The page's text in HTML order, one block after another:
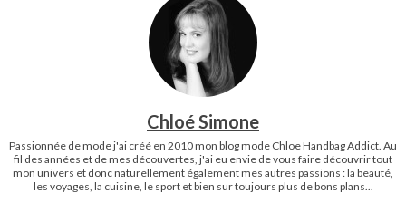
Chloé Simone
Passionnée de mode j'ai créé en 2010 mon blog mode Chloe Handbag Addict. Au
fil des années et de mes découvertes, j'ai eu envie de vous faire découvrir tout
mon univers et donc naturellement également mes autres passions : la beauté,
les voyages, la cuisine, le sport et bien sur toujours plus de bons plans...